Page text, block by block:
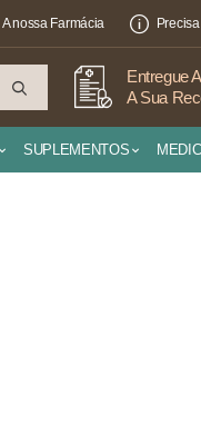
A nossa Farmácia
Entregue
A Sua
SUPLEMENTOS